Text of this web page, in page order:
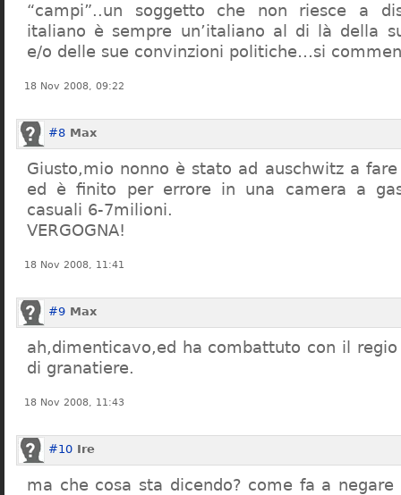
“campi”..un soggetto che non riesce a
italiano è sempre un’italiano al di là della
e/o delle sue convinzioni politiche…si
18 Nov 2008, 09:22
#8 Max
Giusto,mio nonno è stato ad auschwitz a
ed è finito per errore in una camera a
casuali 6-7milioni.
VERGOGNA!
18 Nov 2008, 11:41
#9 Max
ah,dimenticavo,ed ha combattuto con il
di granatiere.
18 Nov 2008, 11:43
#10 Ire
ma che cosa sta dicendo? come fa a